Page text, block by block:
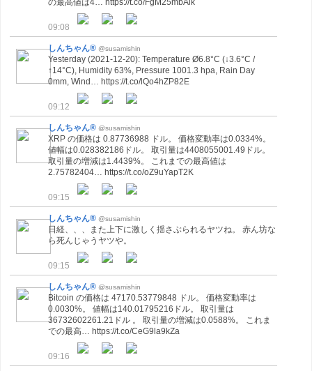
の最高値は4… https://t.co/FgM25mbAik
09:08
しんちゃん® @susamishin
Yesterday (2021-12-20): Temperature Ø6.8°C (↓3.6°C /
↑14°C), Humidity 63%, Pressure 1001.3 hpa, Rain Day
0mm, Wind… https://t.co/lQo4hZP82E
09:12
しんちゃん® @susamishin
XRP の価格は 0.87736988 ドル。 価格変動率は0.0334%。
値幅は0.028382186ドル。 取引量は4408055001.49ドル。
取引量の増減は1.4439%。 これまでの最高値は
2.75782404… https://t.co/oZ9uYapT2K
09:15
しんちゃん® @susamishin
日経、、、また上下に激しく揺さぶられるヤツね。 赤ん坊な
ら死んじゃうヤツや。
09:15
しんちゃん® @susamishin
Bitcoin の価格は 47170.53779848 ドル。 価格変動率は
0.0030%。 値幅は140.01795216ドル。 取引量は
36732602261.21ドル 。 取引量の増減は0.0588%。 これま
での最高… https://t.co/CeG9la9kZa
09:16